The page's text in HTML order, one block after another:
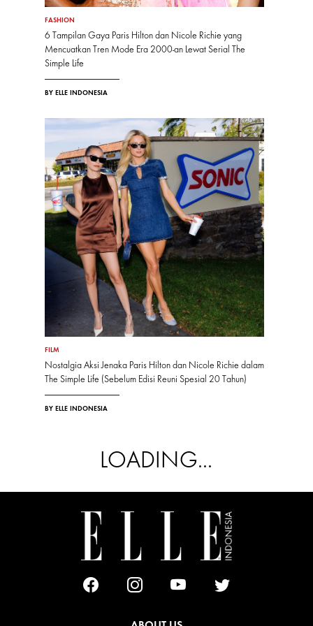
FASHION
6 Tampilan Gaya Paris Hilton dan Nicole Richie yang
Mencuatkan Tren Mode Era 2000-an Lewat Serial The
Simple Life
BY ELLE INDONESIA
FILM
Nostalgia Aksi Jenaka Paris Hilton dan Nicole Richie dalam
The Simple Life (Sebelum Edisi Reuni Spesial 20 Tahun)
BY ELLE INDONESIA
LOADING...